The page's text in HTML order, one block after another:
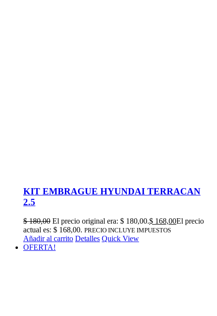
KIT EMBRAGUE HYUNDAI TERRACAN
2.5
$180,00 El precio original era: $ 180,00.$ 168,00El precio
actual es: $ 168,00. PRECIO INCLUYE IMPUESTOS
Añadir al carrito Detalles Quick View
OFERTA!